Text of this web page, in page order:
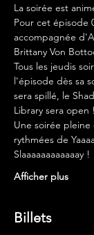
La soirée est
Pour cet épisode
accompagnée
Brittany Von
Tous les jeudis
l'épisode dès sa
sera spillé, le
Library sera open !
Une soirée
rythmées de
Slaaaaaaaaaaaay !
Afficher plus
Billets